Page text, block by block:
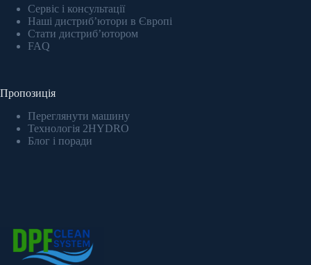
Сервіс і консультації
Наші дистриб’ютори в Європі
Стати дистриб’ютором
FAQ
Пропозиція
Переглянути машину
Технологія 2HYDRO
Блог і поради